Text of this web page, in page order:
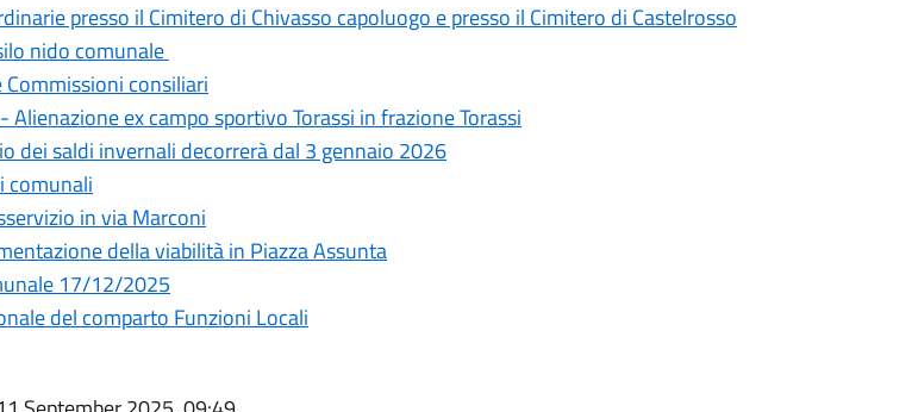
presso il Cimitero di Chivasso capoluogo e presso il Cimitero di Castelrosso
nido comunale
Commissioni consiliari
Alienazione ex campo sportivo Torassi in frazione Torassi
dei saldi invernali decorrerà dal 3 gennaio 2026
comunali
in via Marconi
della viabilità in Piazza Assunta
17/12/2025
del comparto Funzioni Locali